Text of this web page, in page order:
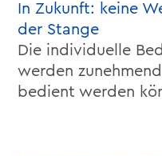
In Zukunft: keine
der Stange
Die individuelle
werden
bedient werden